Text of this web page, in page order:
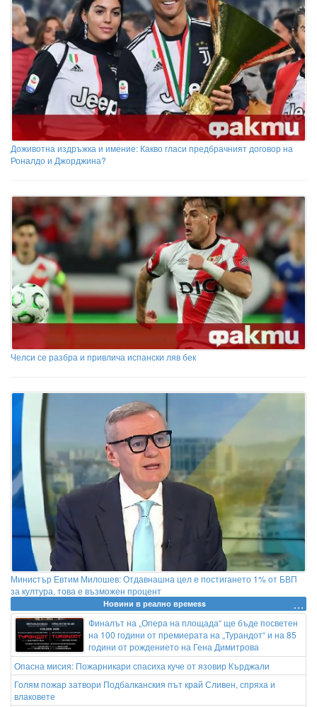
Доживотна издръжка и имение: Какво гласи предбрачният договор на
Роналдо и Джорджина?
Челси се разбра и привлича испански ляв бек
Министър Евтим Милошев: Отдавнашна цел е постигането 1% от БВП
за култура, това е възможен процент
Новини в реално времеss
Финалът на „Опера на площада“ ще бъде посветен
на 100 години от премиерата на „Турандот“ и на 85
години от рождението на Гена Димитрова
Опасна мисия: Пожарникари спасиха куче от язовир Кърджали
Голям пожар затвори Подбалканския път край Сливен, спряха и
влаковете